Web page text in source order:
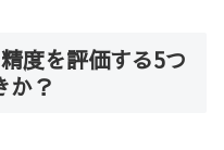
度を評価する5つ
か？